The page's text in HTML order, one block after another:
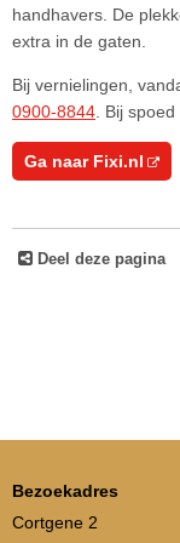
handhavers. De
extra in de gaten.
Bij vernielingen,
0900-8844. Bij spoed
Ga naar Fixi.nl
Deel deze pagina
Bezoekadres
Cortgene 2